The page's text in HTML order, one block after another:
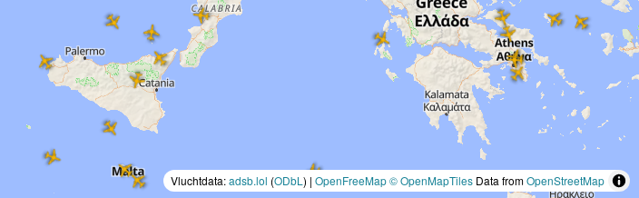
Vluchtdata:adsb.lol (ODbL ) | OpenFreeMap© OpenMapTiles Data fromOpenStreetMap